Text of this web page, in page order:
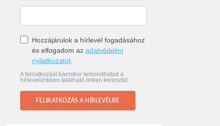
Hozzájárulok a hírlevél fogadásához
és elfogadom az adatvédelmi
nyilatkozatot.
A feliratkozást bármikor lemondhatod a
hírlevelünkben található linken keresztül.
FELIRATKOZÁS A HÍRLEVÉLRE